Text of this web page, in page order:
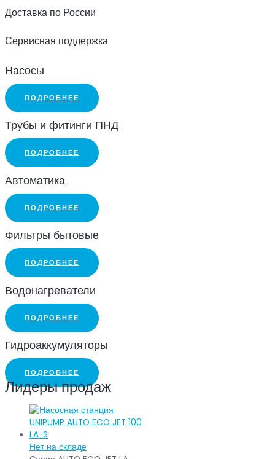
Доставка по России
Сервисная поддержка
Насосы
ПОДРОБНЕЕ
Трубы и фитинги ПНД
ПОДРОБНЕЕ
Автоматика
ПОДРОБНЕЕ
Фильтры бытовые
ПОДРОБНЕЕ
Водонагреватели
ПОДРОБНЕЕ
Гидроаккумуляторы
ПОДРОБНЕЕ
Лидеры продаж
Нет на складе